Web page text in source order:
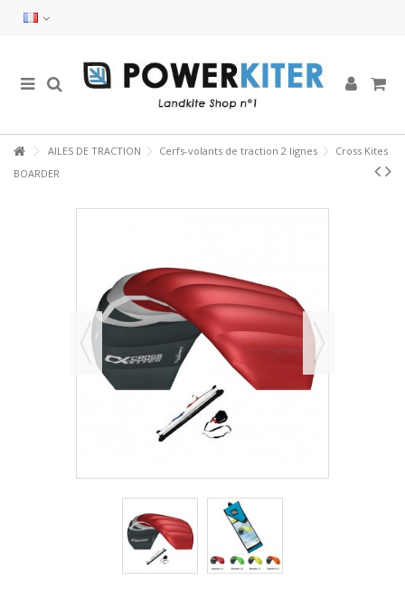
AILES DE TRACTION Cerfs-volants de traction 2 lignes
Cross Kites
BOARDER